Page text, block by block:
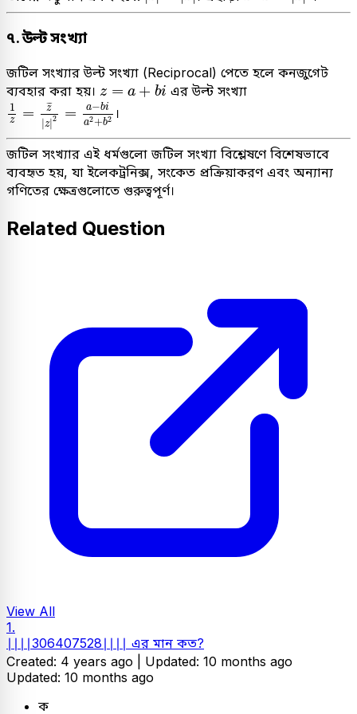
৭. উল্ট সংখ্যা
জটিল সংখ্যার উল্ট সংখ্যা (Reciprocal) পেতে হলে কনজুগেট
ব্যবহার করা হয়। z = a + bi
z = a + b এর উল্ট সংখ্যা
1
z = ¯¯
z
|z|2 = a−bi
a2+b2
1z = z¯|z |2 =a−b 2 + b2
।
জটিল সংখ্যার এই ধর্মগুলো জটিল সংখ্যা বিশ্লেষণে বিশেষভাবে
ব্যবহৃত হয়, যা ইলেকট্রনিক্স, সংকেত প্রক্রিয়াকরণ এবং অন্যান্য
গণিতের ক্ষেত্রগুলোতে গুরুত্বপূর্ণ।
Related Question
View All
1.
∣∣∣∣306407528∣∣∣∣ এর মান কত?
Created: 4 years ago | Updated: 10 months ago
Updated: 10 months ago
ক